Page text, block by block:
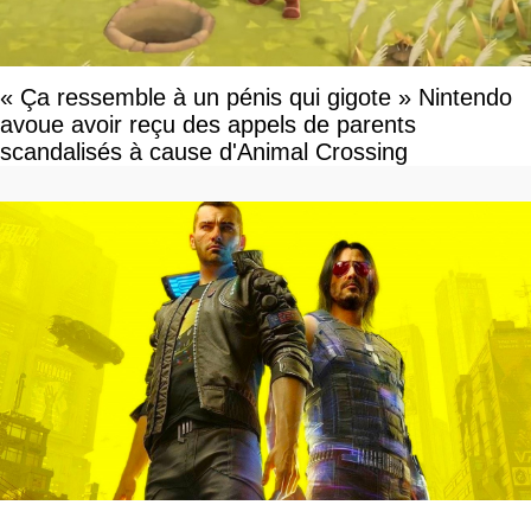
« Ça ressemble à un pénis qui gigote » Nintendo
avoue avoir reçu des appels de parents
scandalisés à cause d'Animal Crossing